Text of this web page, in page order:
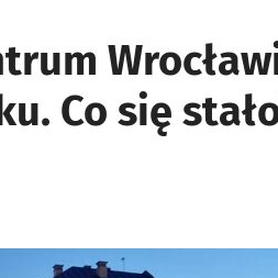
Co się